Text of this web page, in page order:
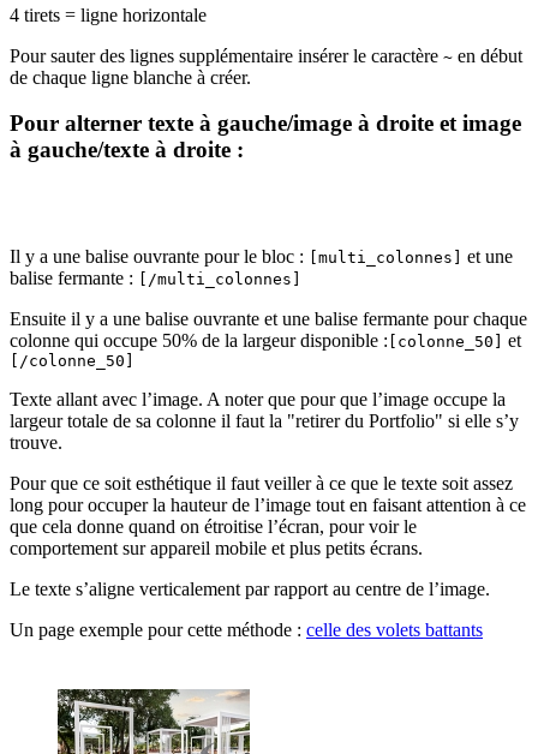
4 tirets = ligne horizontale
Pour sauter des lignes supplémentaire insérer le caractère ~ en début
de chaque ligne blanche à créer.
Pour alterner texte à gauche/image à droite et image
à gauche/texte à droite :
Il y a une balise ouvrante pour le bloc : [multi_colonnes]
et une
balise fermante :
[/multi_colonnes]
Ensuite il y a une balise ouvrante et une balise fermante pour chaque
colonne qui occupe 50% de la largeur disponible : [colonne_50] et
[/colonne_50]
Texte allant avec l’image. A noter que pour que l’image occupe la
largeur totale de sa colonne il faut la "retirer du Portfolio" si elle s’y
trouve.
Pour que ce soit esthétique il faut veiller à ce que le texte soit assez
long pour occuper la hauteur de l’image tout en faisant attention à ce
que cela donne quand on étroitise l’écran, pour voir le
comportement sur appareil mobile et plus petits écrans.
Le texte s’aligne verticalement par rapport au centre de l’image.
Un page exemple pour cette méthode : celle des volets battants